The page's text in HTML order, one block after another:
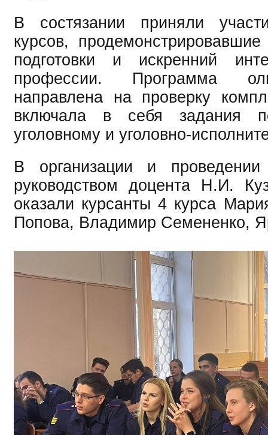
В состязании приняли
курсов,
подготовки и искренний
профессии. Программа
направлена на проверку
включала в себя задания
уголовному и уголовно-
В организации и
руководством доцента Н.И.
оказали курсанты 4 курса
Попова, Владимир Семененко,